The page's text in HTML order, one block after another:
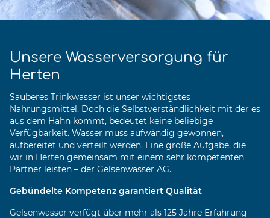
Unsere Wasserversorgung für
Herten
Sauberes Trinkwasser ist unser wichtigstes
Nahrungsmittel. Doch die Selbstverständlichkeit mit der es
aus dem Hahn kommt, bedeutet keine beliebige
Verfügbarkeit. Wasser muss aufwändig gewonnen,
aufbereitet und verteilt werden. Eine große Aufgabe, die
wir in Herten gemeinsam mit einem sehr kompetenten
Partner leisten – der Gelsenwasser AG.
Gebündelte Kompetenz garantiert Qualität
Gelsenwasser verfügt über mehr als 125 Jahre Erfahrung